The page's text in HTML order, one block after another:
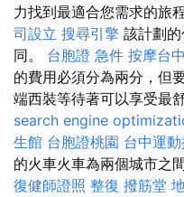
力找到最適合您需求的旅
司設立 搜尋引擎 該計劃
同。 台胞證 急件 按摩台中
的費用必須分為兩分，但
端西裝等待著可以享受最
search engine
生館 台胞證桃園 台中運
的火車火車為兩個城市之
復健師證照 整復 撥筋堂